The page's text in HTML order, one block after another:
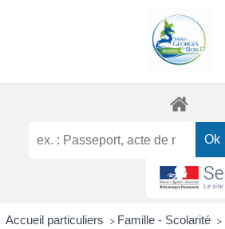
Accueil particuliers > Famille - Scolarité >